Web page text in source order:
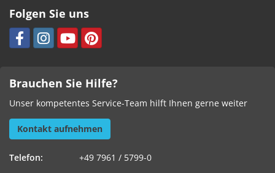
Folgen Sie uns
Brauchen Sie Hilfe?
Unser kompetentes Service-Team hilft Ihnen gerne weiter
Kontakt aufnehmen
Telefon:
+49 7961 / 5799-0